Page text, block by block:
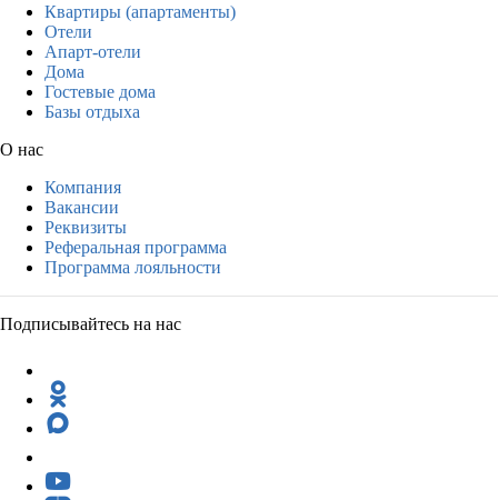
Квартиры (апартаменты)
Отели
Апарт-отели
Дома
Гостевые дома
Базы отдыха
О нас
Компания
Вакансии
Реквизиты
Реферальная программа
Программа лояльности
Подписывайтесь на нас